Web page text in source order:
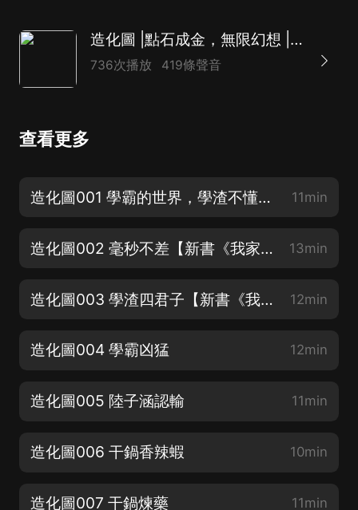
造化圖 |點石成金，無限幻想 |玄幻精品多人有聲劇
736次播放 419條聲音
查看更多
造化圖001 學霸的世界，學渣不懂！【新書《我家師妹有大帝之姿》，歡迎訂閱收聽！】 11min
造化圖002 毫秒不差【新書《我家師妹有大帝之姿》上架，歡迎訂閱收聽！】 13min
造化圖003 學渣四君子【新書《我家師妹有大帝之姿》上架，歡迎訂閱收聽！】 12min
造化圖004 學霸凶猛 12min
造化圖005 陸子涵認輸 11min
造化圖006 干鍋香辣蝦 10min
造化圖007 干鍋煉藥 11min